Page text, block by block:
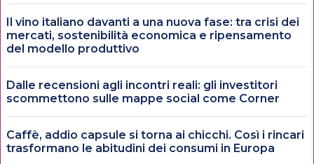
Il vino italiano davanti a una nuova fase: tra crisi dei
mercati, sostenibilità economica e ripensamento
del modello produttivo
Dalle recensioni agli incontri reali: gli investitori
scommettono sulle mappe social come Corner
Caffè, addio capsule si torna ai chicchi. Così i rincari
trasformano le abitudini dei consumi in Europa